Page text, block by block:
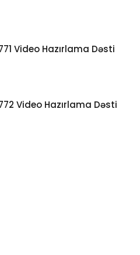
Video Hazırlama Dəsti
772 Video Hazırlama Dəsti